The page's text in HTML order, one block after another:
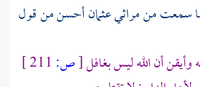
سمعت من مراثيعثمانأحسن من قول
أن الله ليس بغافل[ص: